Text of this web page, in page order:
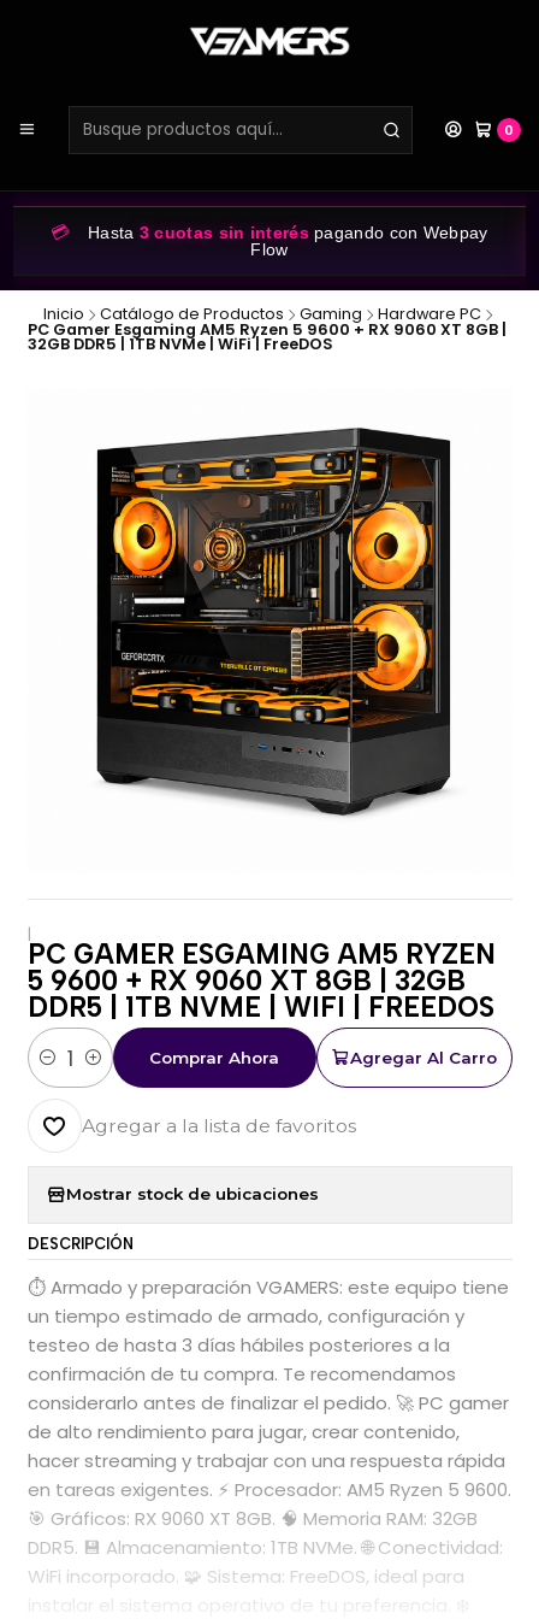
0
💳 Hasta 3 cuotas sin interéspagando con Webpay
Flow
Inicio Catálogo de Productos Gaming Hardware PC
PC Gamer Esgaming AM5 Ryzen 5 9600 + RX 9060 XT 8GB |
32GB DDR5 | 1TB NVMe | WiFi | FreeDOS
|
PC GAMER ESGAMING AM5 RYZEN
5 9600 + RX 9060 XT 8GB | 32GB
DDR5 | 1TB NVME | WIFI | FREEDOS
Cantidad
Agregar Al Carro
Comprar Ahora
Agregar a la lista de favoritos
Mostrar stock de ubicaciones
DESCRIPCIÓN
⏱️ Armado y preparación VGAMERS: este equipo tiene
un tiempo estimado de armado, configuración y
testeo de hasta 3 días hábiles posteriores a la
confirmación de tu compra. Te recomendamos
considerarlo antes de finalizar el pedido. 🚀 PC gamer
de alto rendimiento para jugar, crear contenido,
hacer streaming y trabajar con una respuesta rápida
en tareas exigentes. ⚡ Procesador: AM5 Ryzen 5 9600.
🎯 Gráficos: RX 9060 XT 8GB. 🧠 Memoria RAM: 32GB
DDR5. 💾 Almacenamiento: 1TB NVMe. 🌐 Conectividad:
WiFi incorporado. 🧩 Sistema: FreeDOS, ideal para
instalar el sistema operativo de tu preferencia. ❄️